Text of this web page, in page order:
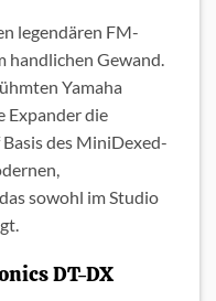
legendären FM-
handlichen Gewand.
Yamaha
Expander die
des MiniDexed-
sowohl im Studio
DT-DX